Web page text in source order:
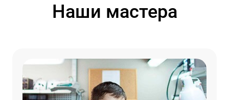
Наши мастера